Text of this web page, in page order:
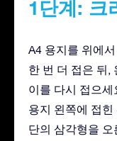
1단계: 크
A4 용지를 위에
한 번 더 접은 뒤,
이를 다시 접으
용지 왼쪽에 접
단의 삼각형을